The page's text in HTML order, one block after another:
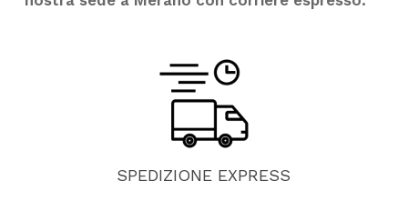
SPEDIZIONE EXPRESS